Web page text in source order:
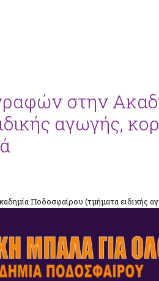
στην
αγωγής,
Ποδοσφαίρου (τμήματα ειδικής